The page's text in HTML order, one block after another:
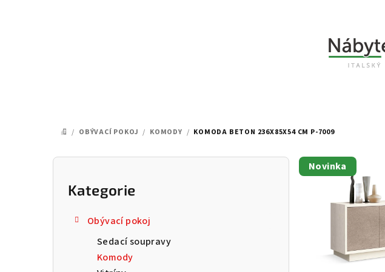
DOMŮ
/ OBÝVACÍ POKOJ / KOMODY / KOMODA BETON 236X85X54 CM P-7009
P
Přeskočit
kategorie
Kategorie
Obývací pokoj
Sedací soupravy
Komody
Novinka